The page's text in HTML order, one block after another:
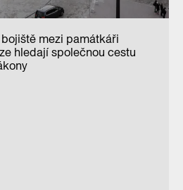
mezi památkáři
hledají společnou cestu